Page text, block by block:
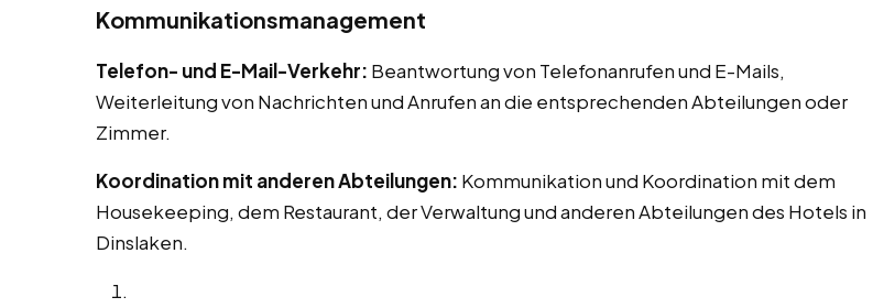
Kommunikationsmanagement
Telefon- und E-Mail-Verkehr: Beantwortung von Telefonanrufen und E-Mails,
Weiterleitung von Nachrichten und Anrufen an die entsprechenden Abteilungen oder
Zimmer.
Koordination mit anderen Abteilungen: Kommunikation und Koordination mit dem
Housekeeping, dem Restaurant, der Verwaltung und anderen Abteilungen des Hotels in
Dinslaken.